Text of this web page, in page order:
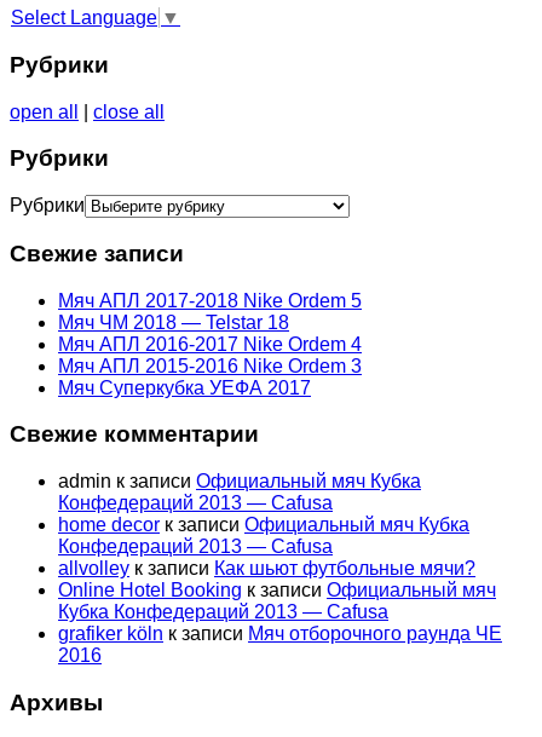
Select Language ▼
Рубрики
open all close all
Рубрики
Рубрики
Свежие записи
Мяч АПЛ 2017-2018 Nike Ordem 5
Мяч ЧМ 2018 — Telstar 18
Мяч АПЛ 2016-2017 Nike Ordem 4
Мяч АПЛ 2015-2016 Nike Ordem 3
Мяч Суперкубка УЕФА 2017
Свежие комментарии
admin к записи Официальный мяч Кубка
Конфедераций 2013 — Cafusa
home decor к записи Официальный мяч Кубка
Конфедераций 2013 — Cafusa
allvolley к записи Как шьют футбольные мячи?
Online Hotel Booking к записи Официальный мяч
Кубка Конфедераций 2013 — Cafusa
grafiker köln к записи Мяч отборочного раунда ЧЕ
2016
Архивы